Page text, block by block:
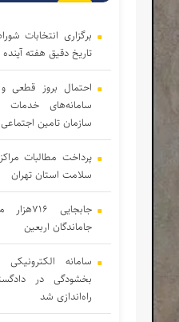
برگزاری انتخابات
تاریخ دقیق هفته
احتمال بروز قطعی
سامانه‌های خدمات
سازمان تامین اجتماعی
پرداخت مطالبات
سلامت استان تهران
جابجایی
جاماندگان اربعین
سامانه
بخشودگی در
راه‌اندازی شد